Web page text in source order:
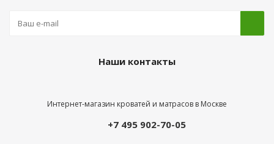
Наши контакты
Интернет-магазин кроватей и матрасов в Москве
+7 495 902-70-05